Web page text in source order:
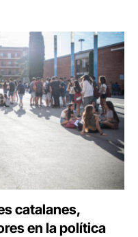
catalanes,
en la política